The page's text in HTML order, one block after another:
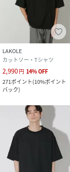
LAKOLE
カットソー・Tシャツ
2,990円 14%OFF
271ポイント(10%ポイント
バック)